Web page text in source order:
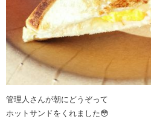
管理人さんが朝にどうぞって
ホットサンドをくれました😳